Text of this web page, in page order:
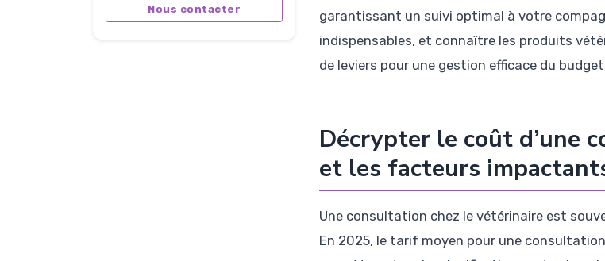
Nous contacter
garantissant un suivi optimal à votre
indispensables, et connaître les produits
de leviers pour une gestion efficace du
Décrypter le coût d’une
et les facteurs
Une consultation chez le vétérinaire est
En 2025, le tarif moyen pour une